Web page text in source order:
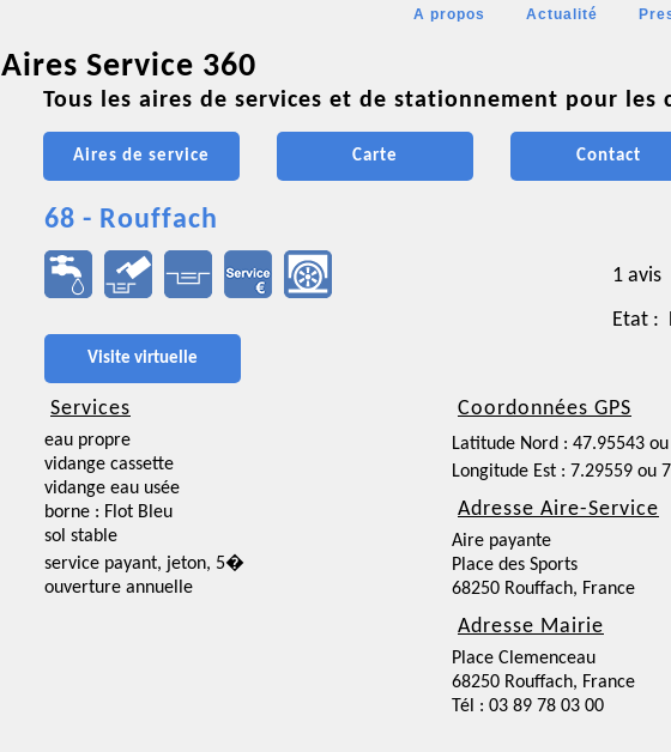
A propos Actualité
Aires Service 360
Tous les aires de services et de stationnement pour les
Aires de service Carte Contact
68 - Rouffach
1 avis
Etat :
Visite virtuelle
Services
eau propre
vidange cassette
vidange eau usée
borne : Flot Bleu
sol stable
service payant, jeton, 5�
ouverture annuelle
Coordonnées GPS
Latitude Nord : 47.95543
Longitude Est : 7.29559
Adresse Aire-Service
Aire payante
Place des Sports
68250 Rouffach, France
Adresse Mairie
Place Clemenceau
68250 Rouffach, France
Tél : 03 89 78 03 00